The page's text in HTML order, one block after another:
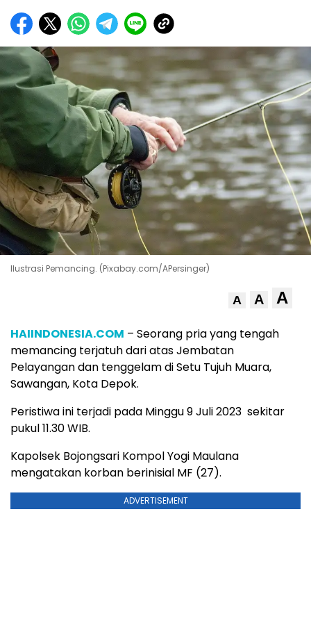
Ilustrasi Pemancing. (Pixabay.com/APersinger)
A A A
HAIINDONESIA.COM – Seorang pria yang tengah
memancing terjatuh dari atas Jembatan
Pelayangan dan tenggelam di Setu Tujuh Muara,
Sawangan, Kota Depok.
Peristiwa ini terjadi pada Minggu 9 Juli 2023 sekitar
pukul 11.30 WIB.
Kapolsek Bojongsari Kompol Yogi Maulana
mengatakan korban berinisial MF (27).
ADVERTISEMENT